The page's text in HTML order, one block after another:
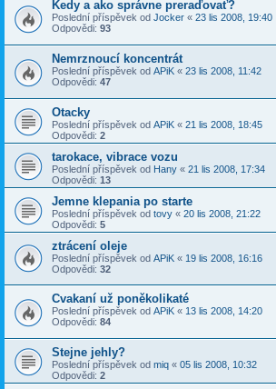
Kedy a ako správne preraďovať?
Poslední příspěvek od Jocker « 23 lis 2008, 19:40
Odpovědi: 93
Nemrznoucí koncentrát
Poslední příspěvek od APiK « 23 lis 2008, 11:42
Odpovědi: 47
Otacky
Poslední příspěvek od APiK « 21 lis 2008, 18:45
Odpovědi: 2
tarokace, vibrace vozu
Poslední příspěvek od Hany « 21 lis 2008, 17:34
Odpovědi: 13
Jemne klepania po starte
Poslední příspěvek od tovy « 20 lis 2008, 21:22
Odpovědi: 5
ztrácení oleje
Poslední příspěvek od APiK « 19 lis 2008, 16:16
Odpovědi: 32
Cvakaní už poněkolikaté
Poslední příspěvek od APiK « 13 lis 2008, 14:20
Odpovědi: 84
Stejne jehly?
Poslední příspěvek od miq « 05 lis 2008, 10:32
Odpovědi: 2